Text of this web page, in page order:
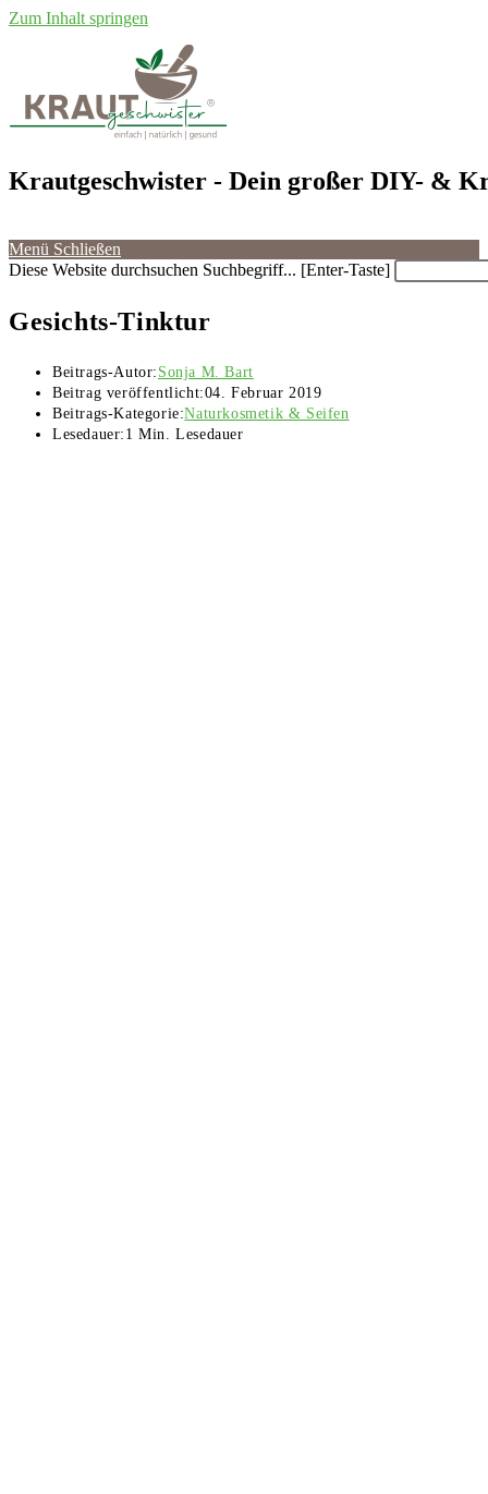
Zum Inhalt springen
Krautgeschwister - Dein großer DIY- &
Menü Schließen
Diese Website durchsuchen Suchbegriff... [Enter-Taste]
Gesichts-Tinktur
Beitrags-Autor: Sonja M. Bart
Beitrag veröffentlicht:04. Februar 2019
Beitrags-Kategorie:Naturkosmetik & Seifen
Lesedauer: 1 Min. Lesedauer